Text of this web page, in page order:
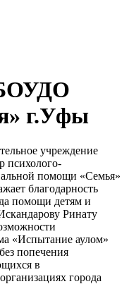
г.Уфы
учреждение
психолого-
помощи «Семья»
благодарность
помощи детям и
Ринату
«Испытание аулом»
попечения
в
города